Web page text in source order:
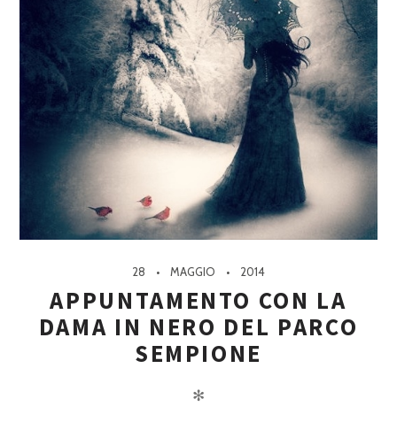
28 MAGGIO 2014
APPUNTAMENTO CON LA
DAMA IN NERO DEL PARCO
SEMPIONE
✻